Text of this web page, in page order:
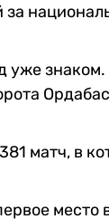
уже
матч, в
место